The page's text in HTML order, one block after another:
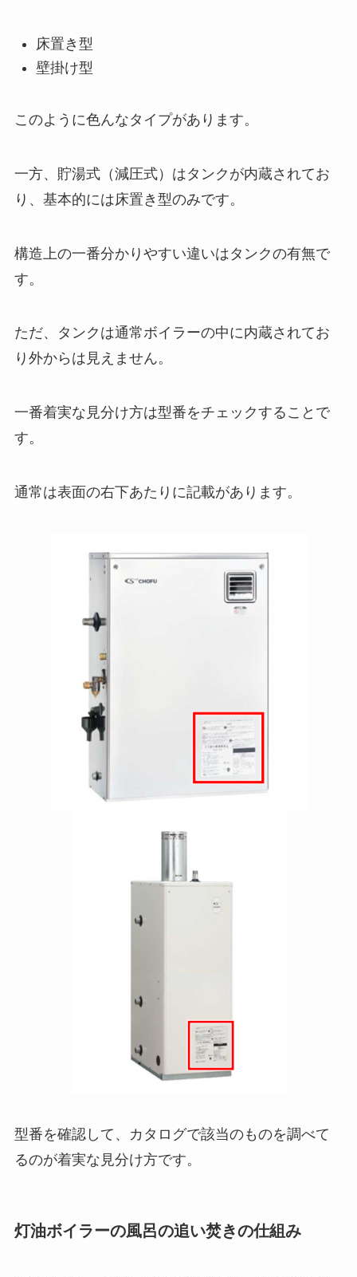
床置き型
壁掛け型
このように色んなタイプがあります。
一方、貯湯式（減圧式）はタンクが内蔵されてお
り、基本的には床置き型のみです。
構造上の一番分かりやすい違いはタンクの有無で
す。
ただ、タンクは通常ボイラーの中に内蔵されてお
り外からは見えません。
一番着実な見分け方は型番をチェックすることで
す。
通常は表面の右下あたりに記載があります。
型番を確認して、カタログで該当のものを調べて
るのが着実な見分け方です。
灯油ボイラーの風呂の追い焚きの仕組み